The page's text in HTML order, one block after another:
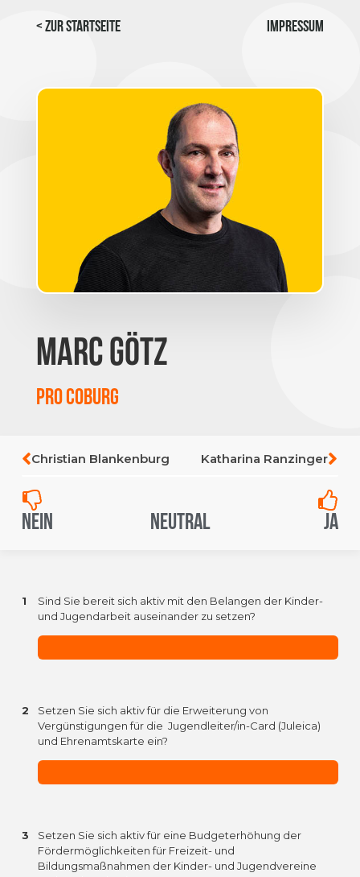
< Zur Startseite Impressum
Marc Götz
Pro Coburg
Christian Blankenburg Katharina Ranzinger
Nein Neutral Ja
1
Sind Sie bereit sich aktiv mit den Belangen der Kinder-
und Jugendarbeit auseinander zu setzen?
2
Setzen Sie sich aktiv für die Erweiterung von
Vergünstigungen für die Jugendleiter/in-Card (Juleica)
und Ehrenamtskarte ein?
3
Setzen Sie sich aktiv für eine Budgeterhöhung der
Fördermöglichkeiten für Freizeit- und
Bildungsmaßnahmen der Kinder- und Jugendvereine